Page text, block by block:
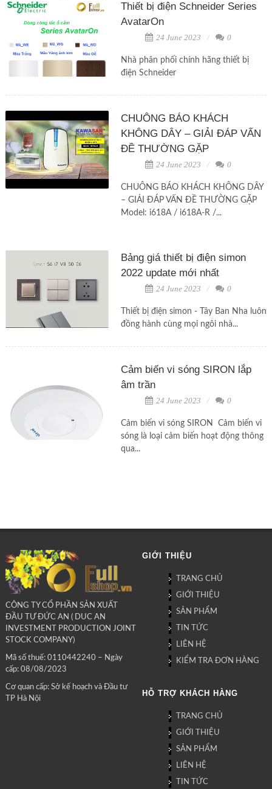
Thiết bị điện Schneider Series
AvatarOn
24 June 2023 0
Nhà phân phối chính hãng thiết bị
điện Schneider
CHUÔNG BÁO KHÁCH
KHÔNG DÂY – GIẢI ĐÁP VẤN
ĐỀ THƯỜNG GẶP
24 June 2023 0
CHUÔNG BÁO KHÁCH KHÔNG DÂY
– GIẢI ĐÁP VẤN ĐỀ THƯỜNG GẶP
Model: i618A / i618A-R /...
Bảng giá thiết bị điện simon
2022 update mới nhất
24 June 2023 0
Thiết bị điện simon - Tây Ban Nha luôn
đồng hành cùng mọi ngôi nhà...
Cảm biến vi sóng SIRON lắp
âm trần
24 June 2023 0
Cảm biến vi sóng SIRON Cảm biến vi
sóng là loại cảm biến hoạt động thông
qua...
CÔNG TY CỔ PHẦN SẢN XUẤT
ĐẦU TƯ ĐỨC AN ( DUC AN
INVESTMENT PRODUCTION JOINT
STOCK COMPANY)
Mã số thuế: 0110442240 – Ngày
cấp: 08/08/2023
Cơ quan cấp: Sở kế hoạch và Đầu tư
TP Hà Nội
GIỚI THIỆU
TRANG CHỦ
GIỚI THIỆU
SẢN PHẨM
TIN TỨC
LIÊN HỆ
KIỂM TRA ĐƠN HÀNG
HỖ TRỢ KHÁCH HÀNG
TRANG CHỦ
GIỚI THIỆU
SẢN PHẨM
LIÊN HỆ
TIN TỨC